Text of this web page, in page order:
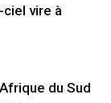
ciel vire à
du Sud